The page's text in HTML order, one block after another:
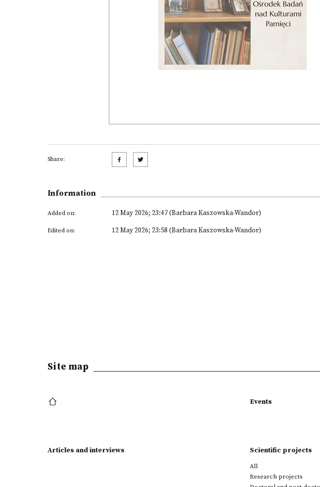
Share:
Information
Added on: 12 May 2026; 23:47 (Barbara Kaszowska-Wandor)
Edited on: 12 May 2026; 23:58 (Barbara Kaszowska-Wandor)
Site map
Events
Articles and interviews Scientific projects
All
Research projects